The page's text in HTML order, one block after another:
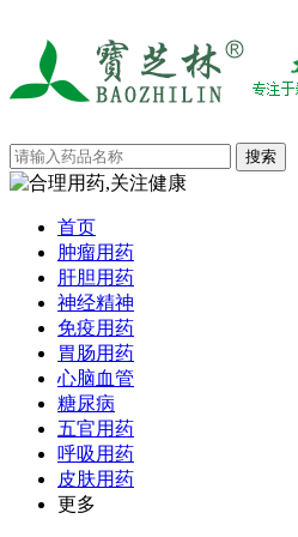
首页
肿瘤用药
肝胆用药
神经精神
免疫用药
胃肠用药
心脑血管
糖尿病
五官用药
呼吸用药
皮肤用药
更多